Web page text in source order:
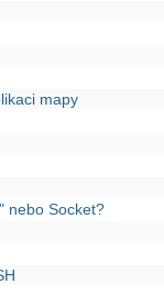
mapy
nebo Socket?